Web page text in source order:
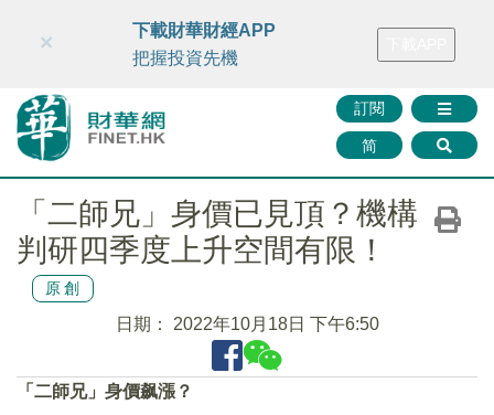
財華智庫網 FINTV FINMETA 財華證券 媒體矩陣
訂閱
简
×
下載財華財經APP
把握投資先機
「二師兄」身價已見頂？機構
判研四季度上升空間有限！
原創
日期： 2022年10月18日 下午6:50
「二師兄」身價飙漲？